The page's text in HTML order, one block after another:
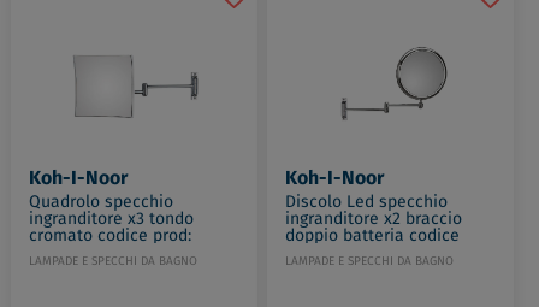
Koh-I-Noor
Quadrolo specchio
ingranditore x3 tondo
cromato codice prod:
63/2KK3
LAMPADE E SPECCHI DA BAGNO
Koh-I-Noor
Discolo Led specchio
ingranditore x2 braccio
doppio batteria codice
prod: C35/1BA-3
LAMPADE E SPECCHI DA BAGNO